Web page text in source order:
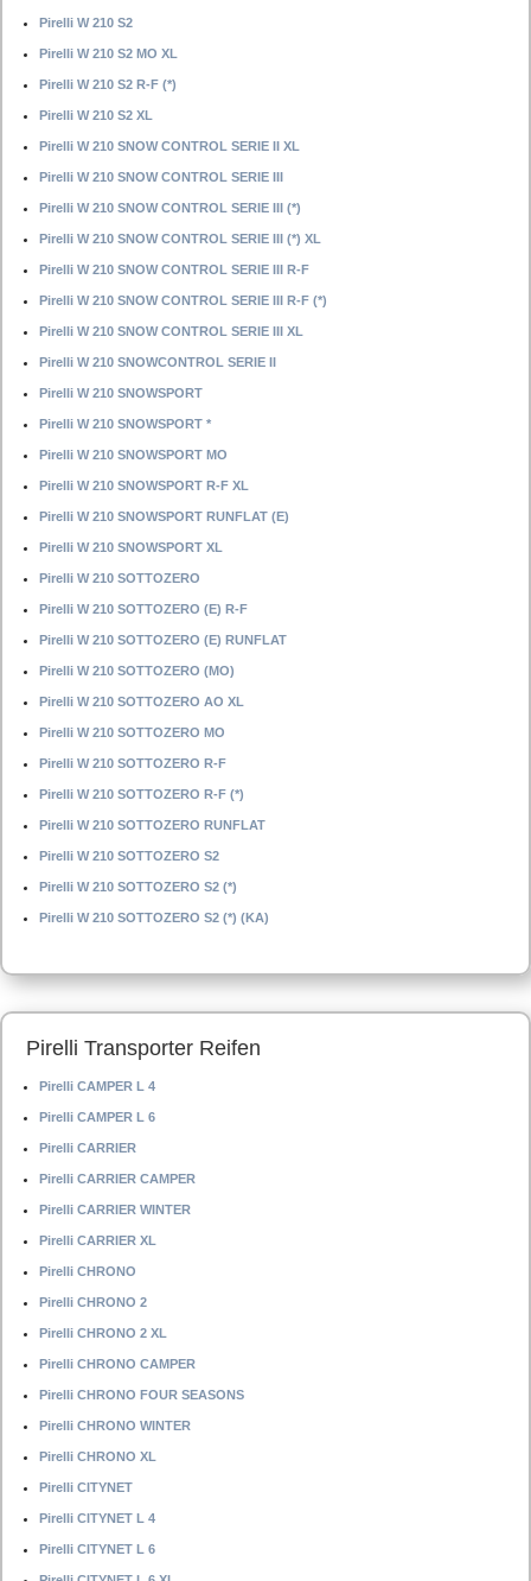
Pirelli W 210 S2
Pirelli W 210 S2 MO XL
Pirelli W 210 S2 R-F (*)
Pirelli W 210 S2 XL
Pirelli W 210 SNOW CONTROL SERIE II XL
Pirelli W 210 SNOW CONTROL SERIE III
Pirelli W 210 SNOW CONTROL SERIE III (*)
Pirelli W 210 SNOW CONTROL SERIE III (*) XL
Pirelli W 210 SNOW CONTROL SERIE III R-F
Pirelli W 210 SNOW CONTROL SERIE III R-F (*)
Pirelli W 210 SNOW CONTROL SERIE III XL
Pirelli W 210 SNOWCONTROL SERIE II
Pirelli W 210 SNOWSPORT
Pirelli W 210 SNOWSPORT *
Pirelli W 210 SNOWSPORT MO
Pirelli W 210 SNOWSPORT R-F XL
Pirelli W 210 SNOWSPORT RUNFLAT (E)
Pirelli W 210 SNOWSPORT XL
Pirelli W 210 SOTTOZERO
Pirelli W 210 SOTTOZERO (E) R-F
Pirelli W 210 SOTTOZERO (E) RUNFLAT
Pirelli W 210 SOTTOZERO (MO)
Pirelli W 210 SOTTOZERO AO XL
Pirelli W 210 SOTTOZERO MO
Pirelli W 210 SOTTOZERO R-F
Pirelli W 210 SOTTOZERO R-F (*)
Pirelli W 210 SOTTOZERO RUNFLAT
Pirelli W 210 SOTTOZERO S2
Pirelli W 210 SOTTOZERO S2 (*)
Pirelli W 210 SOTTOZERO S2 (*) (KA)
Pirelli Transporter Reifen
Pirelli CAMPER L 4
Pirelli CAMPER L 6
Pirelli CARRIER
Pirelli CARRIER CAMPER
Pirelli CARRIER WINTER
Pirelli CARRIER XL
Pirelli CHRONO
Pirelli CHRONO 2
Pirelli CHRONO 2 XL
Pirelli CHRONO CAMPER
Pirelli CHRONO FOUR SEASONS
Pirelli CHRONO WINTER
Pirelli CHRONO XL
Pirelli CITYNET
Pirelli CITYNET L 4
Pirelli CITYNET L 6